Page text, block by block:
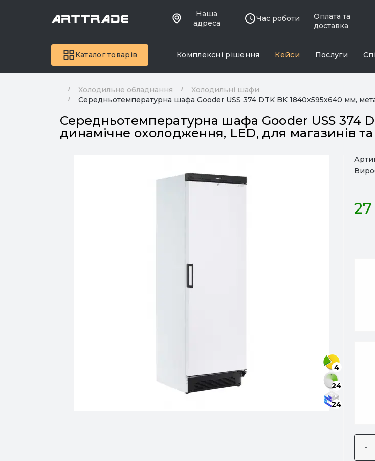
Наша
адреса
Час роботи
Оплата та
доставка
Каталог товарів Комплексні рішення Кейси Послуги
Холодильне обладнання
Холодильні шафи
Середньотемпературна шафа Gooder USS 374 DTK BK 1840х595х640 мм,
Середньотемпературна шафа Gooder USS 374
динамічне охолодження, LED, для магазинів та
4
24
24
-